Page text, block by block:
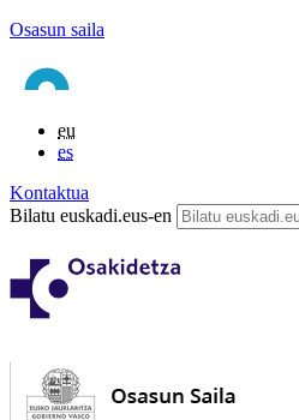
Osasun saila
eu
es
Kontaktua
Bilatu euskadi.eus-en